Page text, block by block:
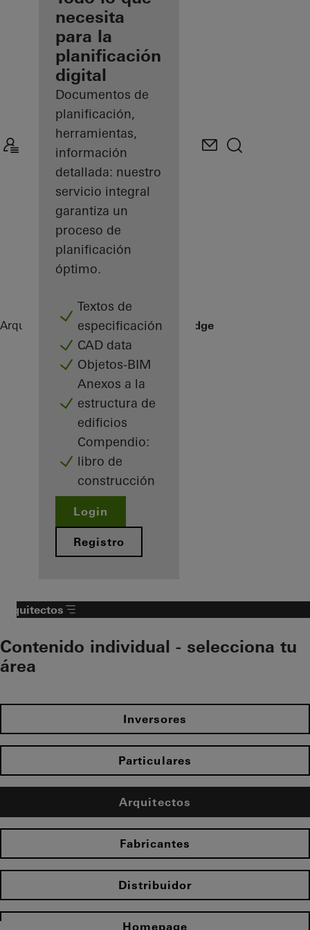
registrado
Descubre
mi área
de
trabajo
necesita
para la
planificación
digital
Documentos de
planificación,
herramientas,
información
detallada: nuestro
servicio integral
garantiza un
proceso de
planificación
óptimo.
Textos de
especificación
CAD data
Objetos-BIM
Anexos a la
estructura de
edificios
Compendio:
libro de
construcción
Login
Registro
Arquitectos ReferenciasNo 1 Ballsbridge
Arquitectos
Contenido individual - selecciona tu
área
Inversores
Particulares
Arquitectos
Fabricantes
Distribuidor
Homepage